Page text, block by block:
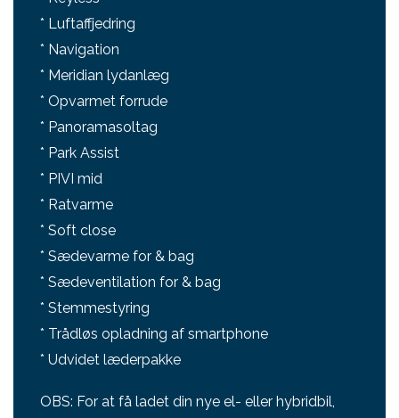
* Luftaffjedring
* Navigation
* Meridian lydanlæg
* Opvarmet forrude
* Panoramasoltag
* Park Assist
* PIVI mid
* Ratvarme
* Soft close
* Sædevarme for & bag
* Sædeventilation for & bag
* Stemmestyring
* Trådløs opladning af smartphone
* Udvidet læderpakke
OBS: For at få ladet din nye el- eller hybridbil,